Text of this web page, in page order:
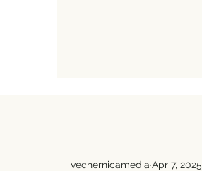
vechernicamedia Apr 7, 2025